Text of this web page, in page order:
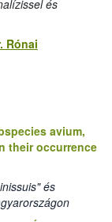
és
Rónai
avium,
their occurrence
és